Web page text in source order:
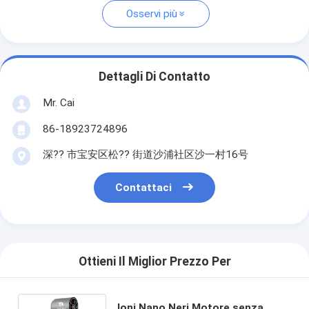
Osservi più
Dettagli Di Contatto
Mr. Cai
86-18923724896
深?? 市宝安区松?? 街道沙浦社区沙一村16号
Contattaci
Ottieni Il Miglior Prezzo Per